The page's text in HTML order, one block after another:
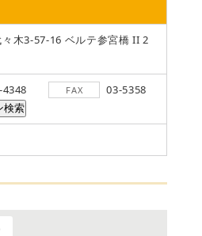
木3-57-16 ベルテ参宮橋 II 2
4348 FAX
03-5358